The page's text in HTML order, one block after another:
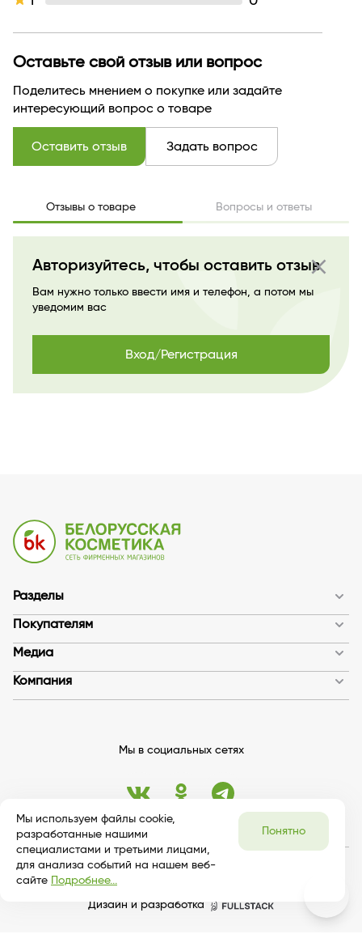
Оставьте свой отзыв или вопрос
Поделитесь мнением о покупке или задайте
интересующий вопрос о товаре
Оставить отзыв Задать вопрос
Отзывы о товаре Вопросы и ответы
close
Авторизуйтесь, чтобы оставить отзыв
Вам нужно только ввести имя и телефон, а потом мы
уведомим вас
Вход/Регистрация
Разделы
Покупателям
Медиа
Компания
Мы в социальных сетях
Дизайн и разработка
Мы используем файлы cookie,
разработанные нашими
специалистами и третьими лицами,
для анализа событий на нашем веб-
сайте Подробнее...
Понятно